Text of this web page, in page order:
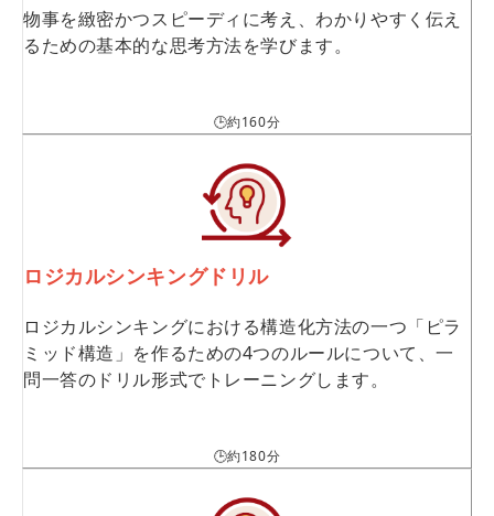
物事を緻密かつスピーディに考え、わかりやすく伝え
るための基本的な思考方法を学びます。
🕒約160分
ロジカルシンキングドリル
ロジカルシンキングにおける構造化方法の一つ「ピラ
ミッド構造」を作るための4つのルールについて、一
問一答のドリル形式でトレーニングします。
🕒約180分